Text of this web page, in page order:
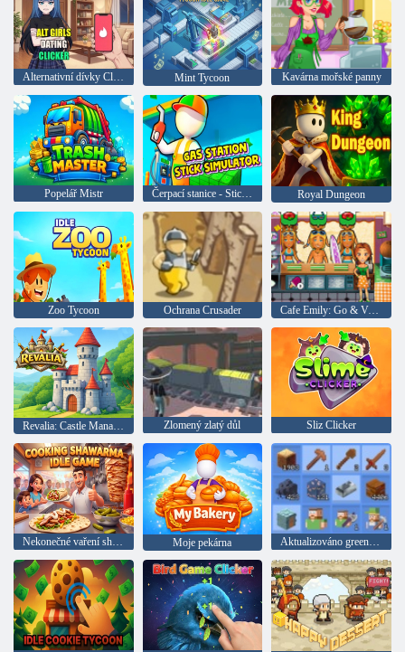
Alternativní dívky Click seznamka Mint Tycoon Kavárna mořské panny
Popelář Mistr Čerpací stanice - Stickman simulátor Royal Dungeon
Zoo Tycoon Ochrana Crusader Cafe Emily: Go & Vaření
Revalia: Castle Management RPG Zlomený zlatý důl Sliz Clicker
Nekonečné vaření shawarma Moje pekárna Aktualizováno greened řemeslo